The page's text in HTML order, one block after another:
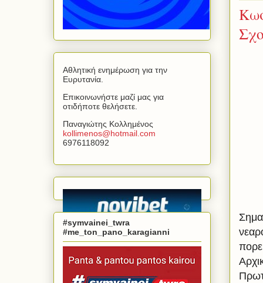
Αθλητική ενημέρωση για την
Ευρυτανία.
Επικοινωνήστε μαζί μας για
οτιδήποτε θελήσετε.
Παναγιώτης Κολλημένος
kollimenos@hotmail com
6976118092
#symvainei_twra
#me_ton_pano_karagianni